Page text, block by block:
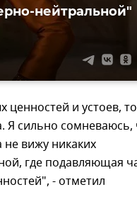
нейтральной"
и устоев,
Я сильно сомневаюсь,
не вижу никаких
где подавляющая
- отметил